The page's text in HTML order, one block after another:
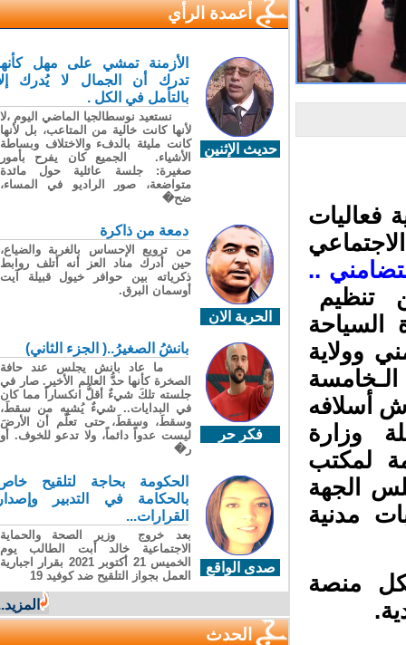
فعاليات
..
تنظيم
وولاية
أسلافه
وزارة
لمكتب
الجهة
مدنية
منصة
أعمدة الرأي
حديث الإثنين
الأزمنة تمشي على مهل كأنها
تدرك أن الجمال لا يُدرك إلا
بالتأمل في الكل .
نستعيد نوسطالجيا الماضي اليوم ،لا
لأنها كانت خالية من المتاعب، بل لأنها
كانت مليئة بالدفء والاختلاف وبساطة
الأشياء. الجميع كان يفرح بأمور
صغيرة: جلسة عائلية حول مائدة
متواضعة، صور الراديو في المساء،
ضح�
الحرية الان
دمعة من ذاكرة
من ترويع الإحساس بالغربة والضياع،
حين أدرك مناد العز أنه أتلف روابط
ذكرياته بين حوافر خيول قبيلة آيت
أوسمان البرق.
فكر حر
بانشُ الصغيرُ..( الجزء الثاني)
ما عاد بانش يجلس عند حافة
الصخرة كأنها حدُّ العالم الأخير. صار في
جلسته تلكَ شيءٌ أقلُّ انكساراً مما كان
في البدايات.. شيءٌ يُشبِه من سقطَ،
وسقطَ، وسقطَ، حتى تعلّم أن الأرضَ
ليست عدواً دائماً، ولا تدعو للخوف. أو
ر�
صدى الواقع
الحكومة بحاجة لتلقيح خاص
بالحكامة في التدبير وإصدار
القرارات...
بعد خروج وزير الصحة والحماية
الاجتماعية خالد أبت الطالب يوم
الخميس 21 أكتوبر 2021 بقرار اجبارية
العمل بجواز التلقيح ضد كوفيد 19
المزيد...
الحدث